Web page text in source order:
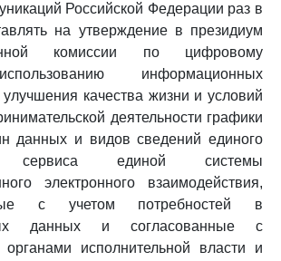
Российской Федерации раз в
на утверждение в президиум
комиссии по цифровому
информационных
улучшения качества жизни и условий
деятельности графики
данных и видов сведений единого
сервиса единой системы
электронного взаимодействия,
с учетом потребностей в
данных и согласованные с
исполнительной власти и